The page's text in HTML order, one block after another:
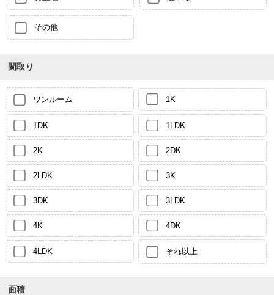
その他
間取り
ワンルーム 1K
1DK 1LDK
2K 2DK
2LDK 3K
3DK 3LDK
4K 4DK
4LDK それ以上
面積